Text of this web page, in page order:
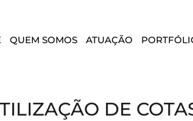
QUEM SOMOS ATUAÇÃO
DE